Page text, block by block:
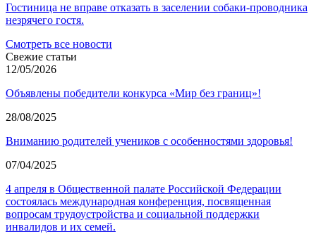
Гостиница не вправе отказать в заселении собаки-проводника
незрячего гостя.
Смотреть все новости
Свежие статьи
12/05/2026
Объявлены победители конкурса «Мир без границ»!
28/08/2025
Вниманию родителей учеников с особенностями здоровья!
07/04/2025
4 апреля в Общественной палате Российской Федерации
состоялась международная конференция, посвященная
вопросам трудоустройства и социальной поддержки
инвалидов и их семей.